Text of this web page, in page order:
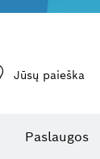
Jūsų paieška
Paslaugos